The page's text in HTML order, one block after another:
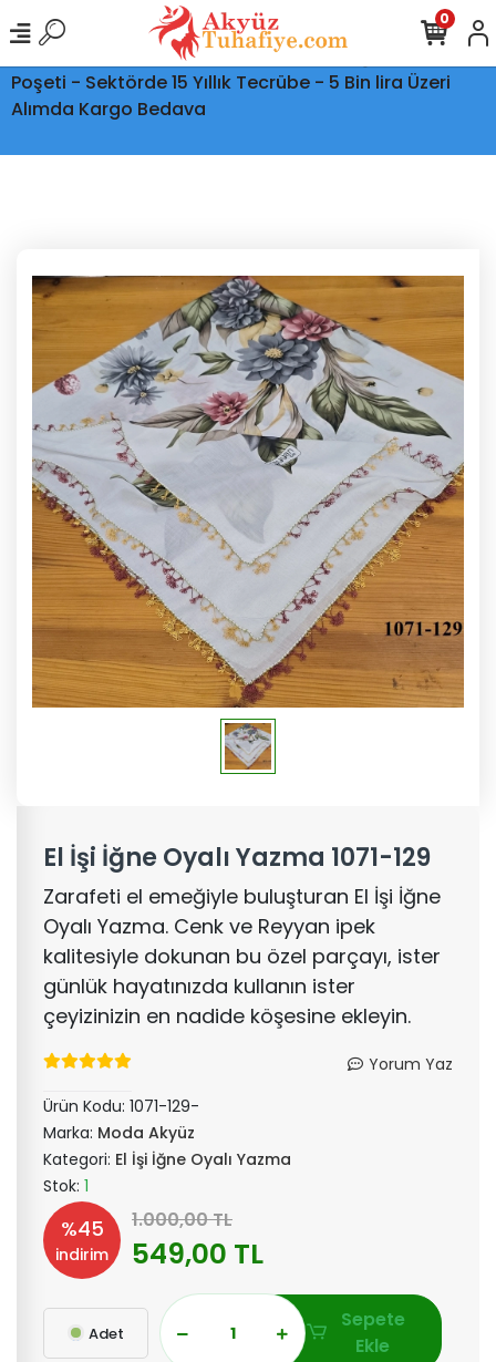
Ptt Kargo İle Tüm Türkiye'ye Teslimat - Şeffaf Kargo
Poşeti - Sektörde 15 Yıllık Tecrübe - 5 Bin lira Üzeri
Alımda Kargo Bedava
0
El İşi İğne Oyalı Yazma 1071-129
Zarafeti el emeğiyle buluşturan El İşi İğne
Oyalı Yazma. Cenk ve Reyyan ipek
kalitesiyle dokunan bu özel parçayı, ister
günlük hayatınızda kullanın ister
çeyizinizin en nadide köşesine ekleyin.
Yorum Yaz
Ürün Kodu: 1071-129-
Marka: Moda Akyüz
Kategori: El İşi İğne Oyalı Yazma
Stok: 1
%45
indirim
1.000,00 TL
549,00 TL
Adet
Sepete
Ekle